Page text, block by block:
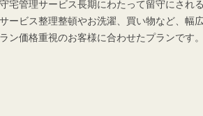
長期にわたって留守にされ
整理整頓やお洗濯、買い物など、幅
価格重視のお客様に合わせたプランです